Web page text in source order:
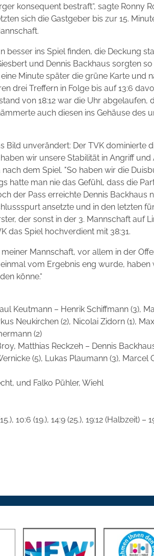
konsequent bestraft“, sagte Ronny
sich die Gastgeber bis zur 15.
besser ins Spiel finden, die Deckung
und Dennis Backhaus sorgten
Minute später die grüne Karte und
drei Treffern in Folge bis auf 13:6
von 18:12 war die Uhr abgelaufen,
auch diesen ins Gehäuse des
unverändert: Der TVK dominierte
wir unsere Stabilität in Angriff
dem Spiel. "So haben wir die
hatte man nie das Gefühl, dass die
der Pass erreichte Dennis Backhaus
ansetzte und in den letzten
der sonst in der 3. Mannschaft auf
das Spiel hochverdient mit 38:31.
Mannschaft, vor allem in der
vom Ergebnis eng wurde,
könne.“
Keutmann – Henrik Schiffmann (3),
Neukirchen (2), Nicolai Zidorn (1),
(2)
Matthias Reckzeh – Dennis
(5), Lukas Plaumann (3), Marcel
und Falko Pühler, Wiehl
10:6 (19.), 14:9 (25.), 19:12 (Halbzeit) –